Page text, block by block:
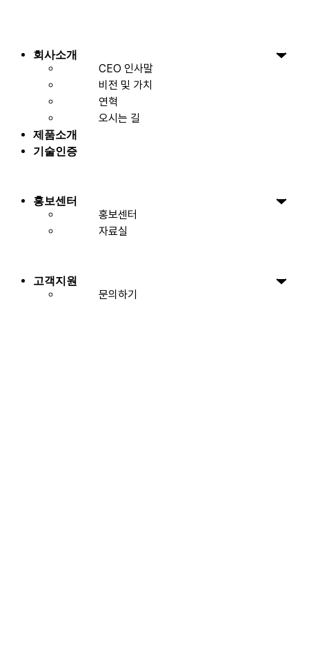
회사소개
CEO 인사말
비전 및 가치
연혁
오시는 길
제품소개
기술인증
홍보센터
홍보센터
자료실
고객지원
문의하기